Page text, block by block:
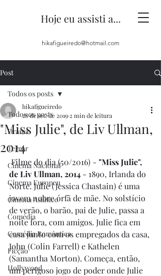
Hoje eu assisti a...
hikafigueiredo@hotmail.com
Post
Todos os posts
Drama
Terror
Cinema Nacional
Cinema Europeu
Cinema Asiático
Comédia
Comédia Romântica
Ficção
Hollywood
Todos os posts
"Miss Julie", de Liv Ullman,
2014
hikafigueiredo
28 de set. de 2019 2 min de leitura
Filme do dia (50/2016) - "Miss Julie",
de Liv Ullman, 2014 - 1890, Irlanda do
Norte. Julie (Jessica Chastain) é uma
jovem nobre órfã de mãe. No solstício
de verão, o barão, pai de Julie, passa a
noite fora, com amigos. Julie fica em
casa junto com os empregados da casa,
John (Colin Farrell) e Kathelen
(Samantha Morton). Começa, então,
um perigoso jogo de poder onde Julie